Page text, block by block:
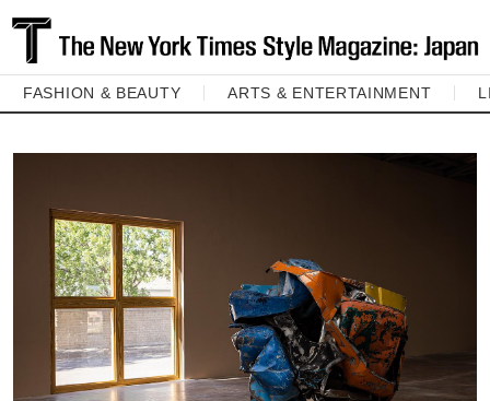
FASHION & BEAUTY ARTS & ENTERTAINMENT